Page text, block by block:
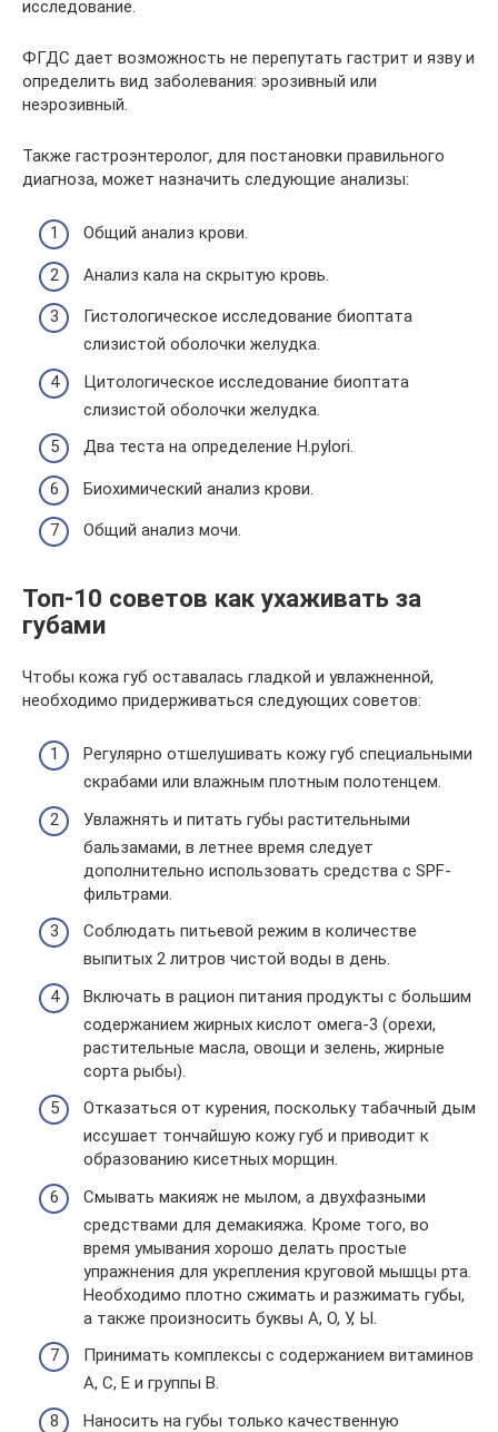
исследование.
ФГДС дает возможность не перепутать гастрит и язву и
определить вид заболевания: эрозивный или
неэрозивный.
Также гастроэнтеролог, для постановки правильного
диагноза, может назначить следующие анализы:
Общий анализ крови.
Анализ кала на скрытую кровь.
Гистологическое исследование биоптата
слизистой оболочки желудка.
Цитологическое исследование биоптата
слизистой оболочки желудка.
Два теста на определение Н.рylori.
Биохимический анализ крови.
Общий анализ мочи.
Топ-10 советов как ухаживать за
губами
Чтобы кожа губ оставалась гладкой и увлажненной,
необходимо придерживаться следующих советов:
Регулярно отшелушивать кожу губ специальными
скрабами или влажным плотным полотенцем.
Увлажнять и питать губы растительными
бальзамами, в летнее время следует
дополнительно использовать средства с SPF-
фильтрами.
Соблюдать питьевой режим в количестве
выпитых 2 литров чистой воды в день.
Включать в рацион питания продукты с большим
содержанием жирных кислот омега-3 (орехи,
растительные масла, овощи и зелень, жирные
сорта рыбы).
Отказаться от курения, поскольку табачный дым
иссушает тончайшую кожу губ и приводит к
образованию кисетных морщин.
Смывать макияж не мылом, а двухфазными
средствами для демакияжа. Кроме того, во
время умывания хорошо делать простые
упражнения для укрепления круговой мышцы рта.
Необходимо плотно сжимать и разжимать губы,
а также произносить буквы А, О, У, Ы.
Принимать комплексы с содержанием витаминов
А, С, Е и группы В.
Наносить на губы только качественную